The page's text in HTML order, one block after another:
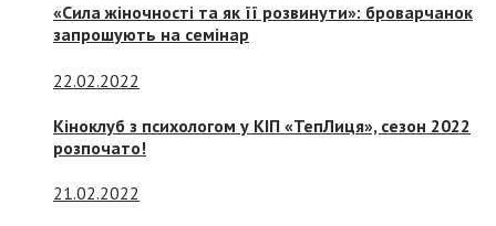
«Сила жіночності та як її розвинути»: броварчанок
запрошують на семінар
22.02.2022
Кіноклуб з психологом у КІП «ТепЛиця», сезон 2022
розпочато!
21.02.2022